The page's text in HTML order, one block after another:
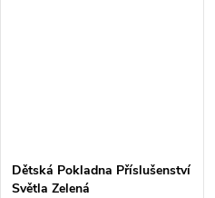
Dětská Pokladna Příslušenství
Světla Zelená